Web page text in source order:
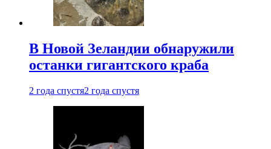
В Новой Зеландии обнаружили
останки гигантского краба
2 года спустя2 года спустя